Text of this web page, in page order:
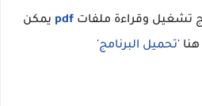
تشغيل وقراءة ملفاتpdf يمكن
'تحميل البرنامج'